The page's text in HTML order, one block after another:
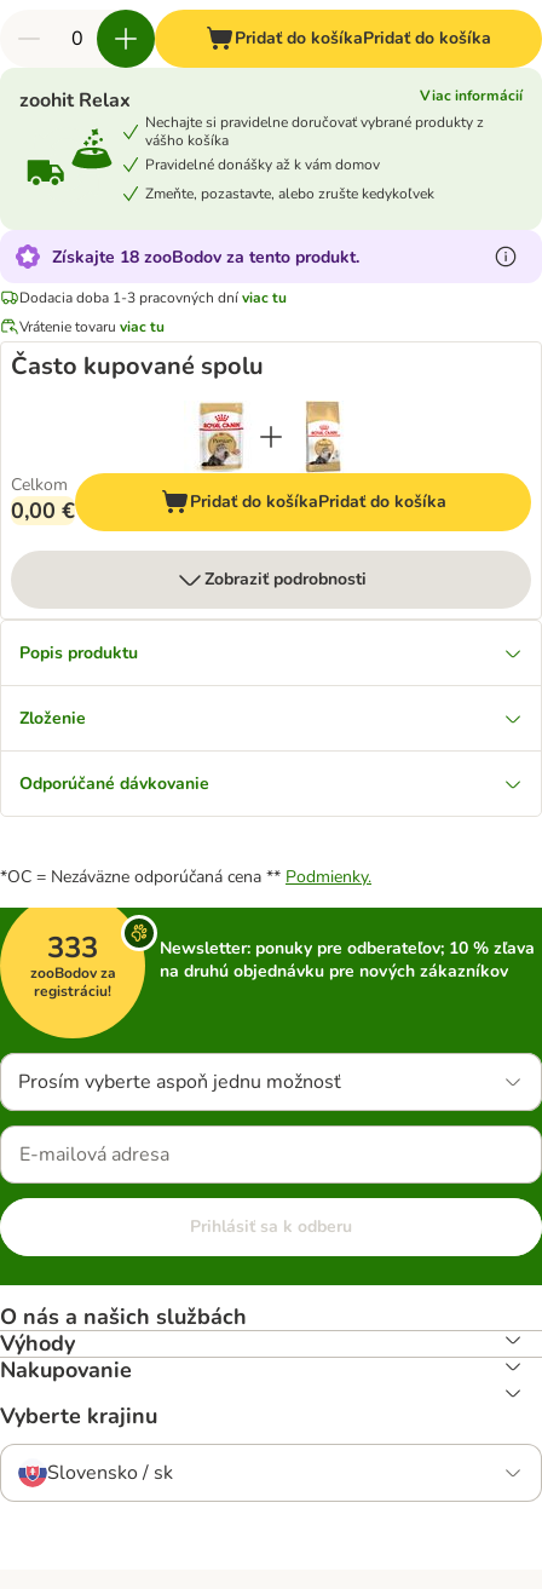
Pridať do košíkaPridať do košíka
zoohit Relax
Viac informácií
Nechajte si pravidelne doručovať vybrané produkty z
vášho košíka
Pravidelné donášky až k vám domov
Zmeňte, pozastavte, alebo zrušte kedykoľvek
Získajte 18 zooBodov za tento produkt.
Dodacia doba 1-3 pracovných dníviac tu
Vrátenie tovaru viac tu
Často kupované spolu
Celkom
0,00 € Pridať do košíkaPridať do košíka
Zobraziť podrobnosti
Popis produktu
Zloženie
Odporúčané dávkovanie
*OC = Nezáväzne odporúčaná cena ** Podmienky.
333
zooBodov za
registráciu!
Newsletter: ponuky pre odberateľov; 10 % zľava
na druhú objednávku pre nových zákazníkov
Prosím vyberte aspoň jednu možnosť
Prihlásiť sa k odberu
O nás a našich službách
Výhody
Nakupovanie
Vyberte krajinu
Slovensko / sk